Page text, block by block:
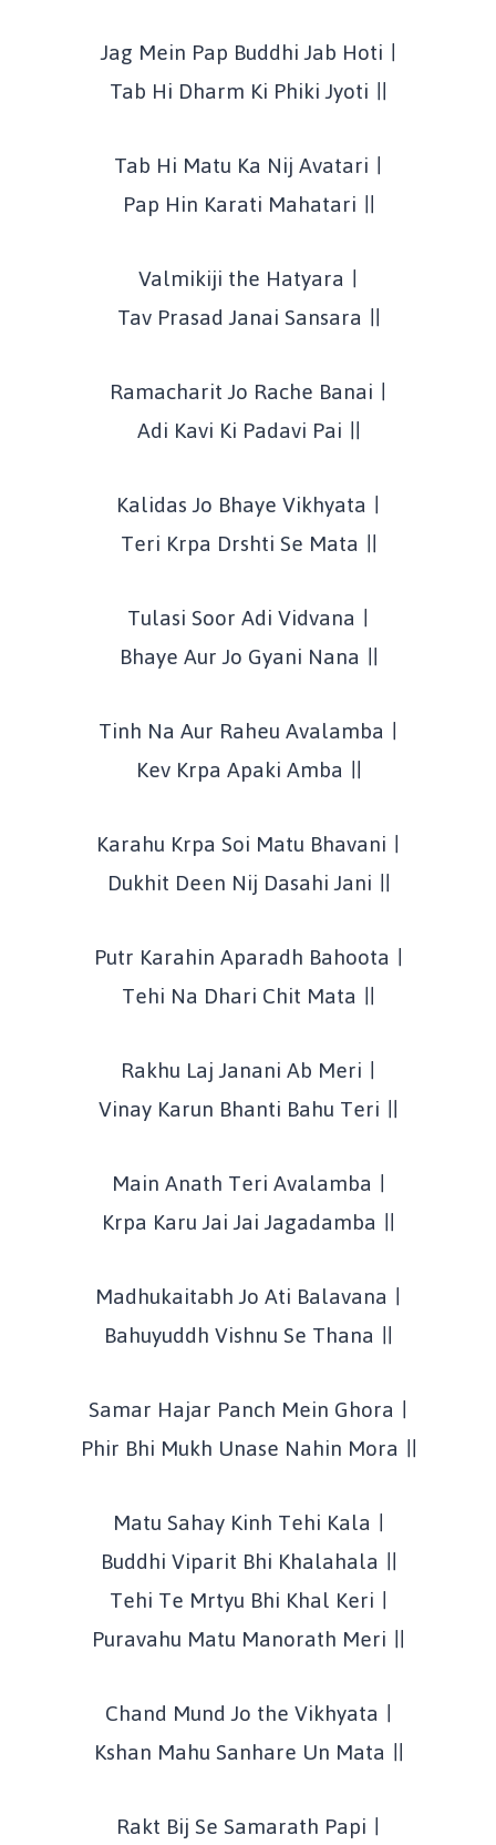
Jag Mein Pap Buddhi Jab Hoti ।
Tab Hi Dharm Ki Phiki Jyoti ॥
Tab Hi Matu Ka Nij Avatari ।
Pap Hin Karati Mahatari ॥
Valmikiji the Hatyara ।
Tav Prasad Janai Sansara ॥
Ramacharit Jo Rache Banai ।
Adi Kavi Ki Padavi Pai ॥
Kalidas Jo Bhaye Vikhyata ।
Teri Krpa Drshti Se Mata ॥
Tulasi Soor Adi Vidvana ।
Bhaye Aur Jo Gyani Nana ॥
Tinh Na Aur Raheu Avalamba ।
Kev Krpa Apaki Amba ॥
Karahu Krpa Soi Matu Bhavani ।
Dukhit Deen Nij Dasahi Jani ॥
Putr Karahin Aparadh Bahoota ।
Tehi Na Dhari Chit Mata ॥
Rakhu Laj Janani Ab Meri ।
Vinay Karun Bhanti Bahu Teri ॥
Main Anath Teri Avalamba ।
Krpa Karu Jai Jai Jagadamba ॥
Madhukaitabh Jo Ati Balavana ।
Bahuyuddh Vishnu Se Thana ॥
Samar Hajar Panch Mein Ghora ।
Phir Bhi Mukh Unase Nahin Mora ॥
Matu Sahay Kinh Tehi Kala ।
Buddhi Viparit Bhi Khalahala ॥
Tehi Te Mrtyu Bhi Khal Keri ।
Puravahu Matu Manorath Meri ॥
Chand Mund Jo the Vikhyata ।
Kshan Mahu Sanhare Un Mata ॥
Rakt Bij Se Samarath Papi ।